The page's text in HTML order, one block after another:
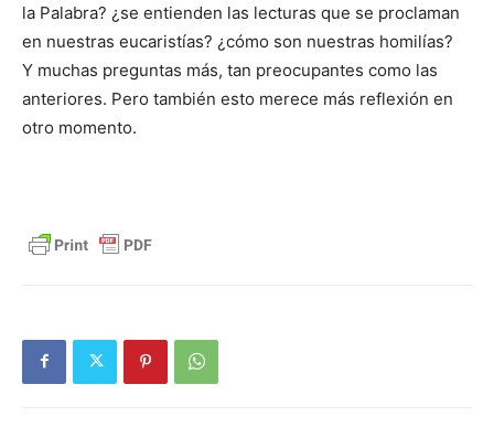
la Palabra? ¿se entienden las lecturas que se proclaman
en nuestras eucaristías? ¿cómo son nuestras homilías?
Y muchas preguntas más, tan preocupantes como las
anteriores. Pero también esto merece más reflexión en
otro momento.